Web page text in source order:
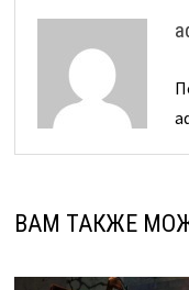
ВАМ ТАКЖЕ